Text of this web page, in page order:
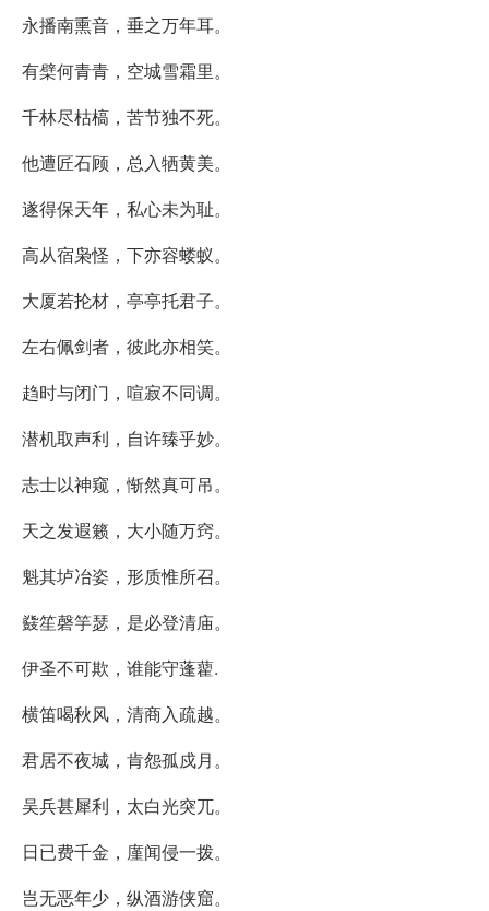
永播南熏音，垂之万年耳。
有檗何青青，空城雪霜里。
千林尽枯槁，苦节独不死。
他遭匠石顾，总入牺黄美。
遂得保天年，私心未为耻。
高从宿枭怪，下亦容蝼蚁。
大厦若抡材，亭亭托君子。
左右佩剑者，彼此亦相笑。
趋时与闭门，喧寂不同调。
潜机取声利，自许臻乎妙。
志士以神窥，惭然真可吊。
天之发遐籁，大小随万窍。
魁其垆冶姿，形质惟所召。
鼗笙磬竽瑟，是必登清庙。
伊圣不可欺，谁能守蓬藋.
横笛喝秋风，清商入疏越。
君居不夜城，肯怨孤戍月。
吴兵甚犀利，太白光突兀。
日已费千金，廑闻侵一拨。
岂无恶年少，纵酒游侠窟。